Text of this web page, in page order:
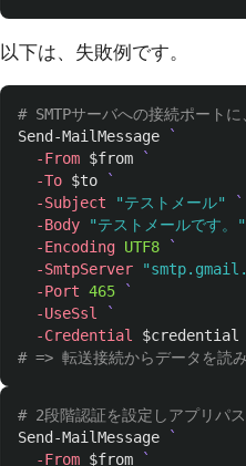
以下は、失敗例です。
# SMTPサーバへの接続ポート
Send-MailMessage
-From $from
-To $to
-Subject
"テストメール"
-Body
"テストメールです。"
-Encoding UTF8
-SmtpServer
-Port 465
-UseSsl
-Credential
$credential
# => 転送接続からデータを
# 2段階認証を設定しアプリパ
Send-MailMessage
-From $from